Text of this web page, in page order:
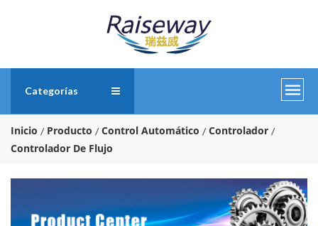
Categorías
Inicio Producto Control Automático
Controlador
Controlador De Flujo